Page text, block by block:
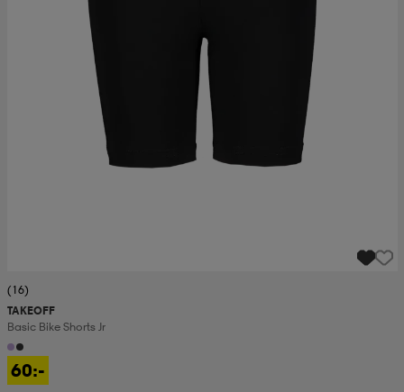
(16)
TAKEOFF
Basic Bike Shorts Jr
60:-